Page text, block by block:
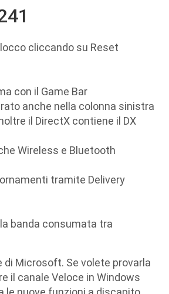
cliccando su Reset
con il Game Bar
anche nella colonna sinistra
il DirectX contiene il DX
Wireless e Bluetooth
tramite Delivery
banda consumata tra
Microsoft. Se volete provarla
il canale Veloce in Windows